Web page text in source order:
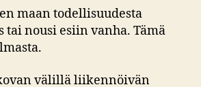
maan todellisuudesta
tai nousi esiin vanha. Tämä
välillä liikennöivän